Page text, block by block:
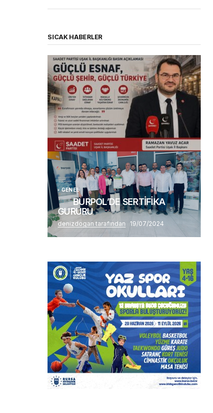
SICAK HABERLER
(başlıksız)
Alaattin Karahan tarafından 14/07/2026
GENEL
BURPOL’DE SERTİFİKA
GURURU
denizdogan tarafından 19/07/2024